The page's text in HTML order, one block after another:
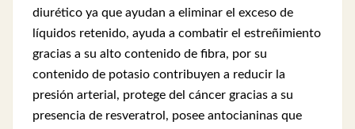
diurético ya que ayudan a eliminar el exceso de
líquidos retenido, ayuda a combatir el estreñimiento
gracias a su alto contenido de fibra, por su
contenido de potasio contribuyen a reducir la
presión arterial, protege del cáncer gracias a su
presencia de resveratrol, posee antocianinas que